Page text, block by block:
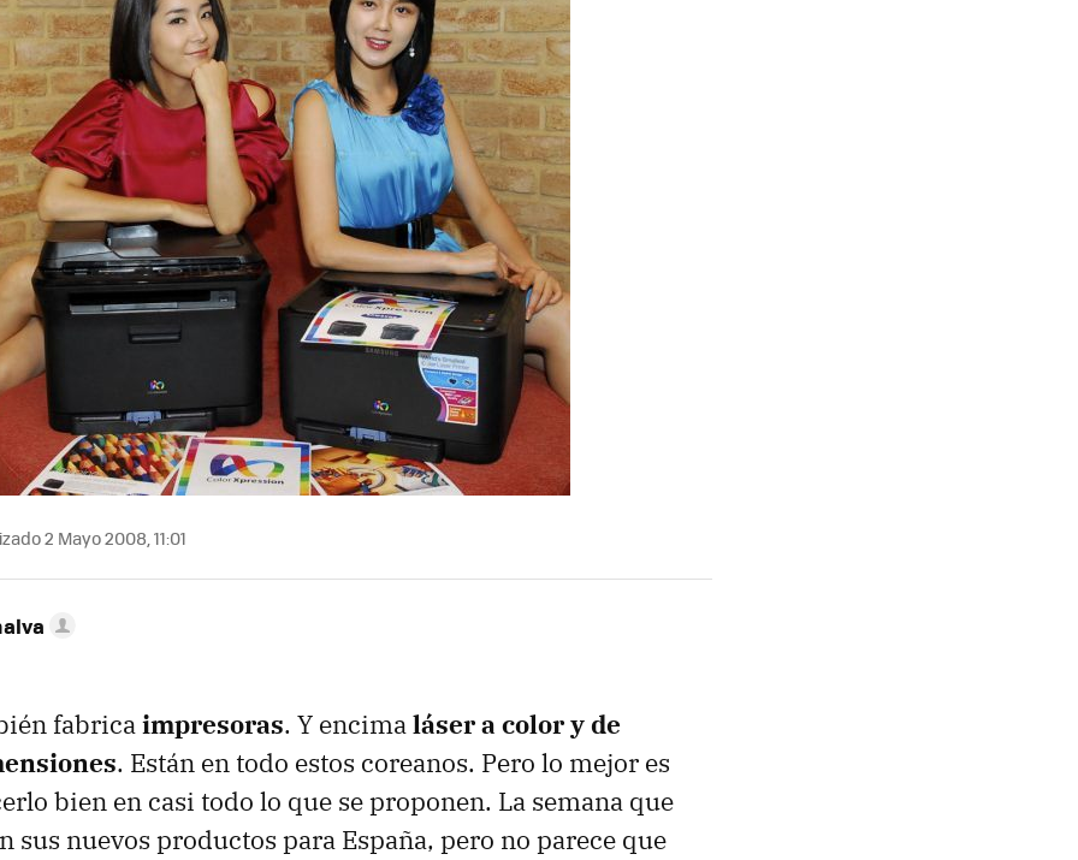
2 Mayo 2008, 11:01
fabricaimpresoras. Y encimaláser a color y de
. Están en todo estos coreanos. Pero lo mejor es
bien en casi todo lo que se proponen. La semana que
sus nuevos productos para España, pero no parece que